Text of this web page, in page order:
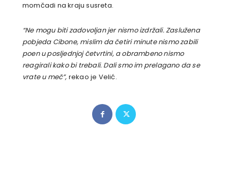
momčadi na kraju susreta.
“Ne mogu biti zadovoljan jer nismo izdržali. Zaslužena
pobjeda Cibone, mislim da četiri minute nismo zabili
poen u posljednjoj četvrtini, a obrambeno nismo
reagirali kako bi trebali. Dali smo im prelagano da se
vrate u meč”, rekao je Velić.